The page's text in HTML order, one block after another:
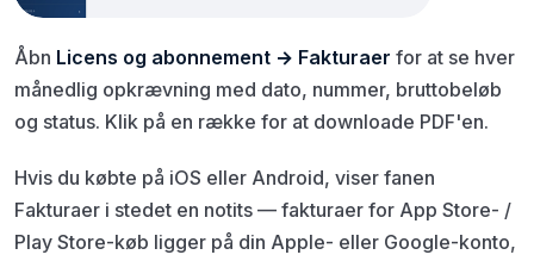
Åbn Licens og abonnement → Fakturaer for at se hver
månedlig opkrævning med dato, nummer, bruttobeløb
og status. Klik på en række for at downloade PDF'en.
Hvis du købte på iOS eller Android, viser fanen
Fakturaer i stedet en notits — fakturaer for App Store- /
Play Store-køb ligger på din Apple- eller Google-konto,